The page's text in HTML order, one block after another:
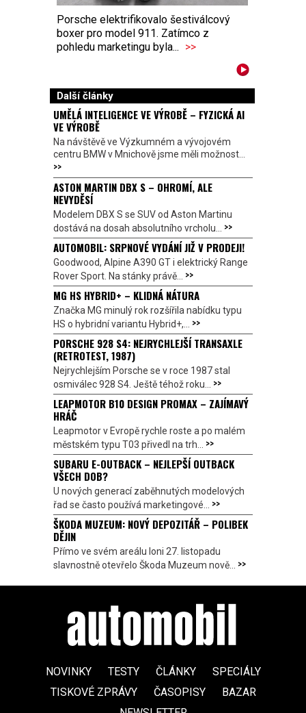
Porsche elektrifikovalo šestiválcový
boxer pro model 911. Zatímco z
pohledu marketingu byla... >>
Další články
UMĚLÁ INTELIGENCE VE VÝROBĚ – FYZICKÁ AI
VE VÝROBĚ
Na návštěvě ve Výzkumném a vývojovém
centru BMW v Mnichově jsme měli možnost...
>>
ASTON MARTIN DBX S – OHROMÍ, ALE
NEVYDĚSÍ
Modelem DBX S se SUV od Aston Martinu
dostává na dosah absolutního vrcholu... >>
AUTOMOBIL: SRPNOVÉ VYDÁNÍ JIŽ V PRODEJI!
Goodwood, Alpine A390 GT i elektrický Range
Rover Sport. Na stánky právě... >>
MG HS HYBRID+ – KLIDNÁ NÁTURA
Značka MG minulý rok rozšířila nabídku typu
HS o hybridní variantu Hybrid+,... >>
PORSCHE 928 S4: NEJRYCHLEJŠÍ TRANSAXLE
(RETROTEST, 1987)
Nejrychlejším Porsche se v roce 1987 stal
osmiválec 928 S4. Ještě téhož roku... >>
LEAPMOTOR B10 DESIGN PROMAX – ZAJÍMAVÝ
HRÁČ
Leapmotor v Evropě rychle roste a po malém
městském typu T03 přivedl na trh... >>
SUBARU E-OUTBACK – NEJLEPŠÍ OUTBACK
VŠECH DOB?
U nových generací zaběhnutých modelových
řad se často používá marketingové... >>
ŠKODA MUZEUM: NOVÝ DEPOZITÁŘ – POLIBEK
DĚJIN
Přímo ve svém areálu loni 27. listopadu
slavnostně otevřelo Škoda Muzeum nově... >>
NOVINKY TESTY ČLÁNKY
SPECIÁLY
TISKOVÉ ZPRÁVY
ČASOPISY
BAZAR